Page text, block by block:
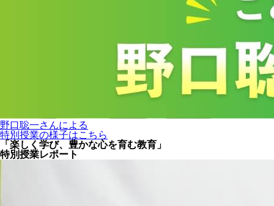
野口聡一さんによる
特別授業の様子はこちら
「楽しく学び、豊かな心を育む教育」
特別授業レポート